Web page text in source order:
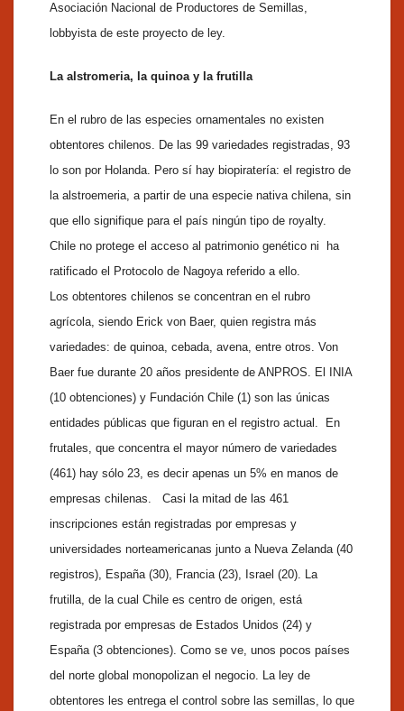
Asociación Nacional de Productores de Semillas,
lobbyista de este proyecto de ley.
La alstromeria, la quinoa y la frutilla
En el rubro de las especies ornamentales no existen
obtentores chilenos. De las 99 variedades registradas, 93
lo son por Holanda. Pero sí hay biopiratería: el registro de
la alstroemeria, a partir de una especie nativa chilena, sin
que ello signifique para el país ningún tipo de royalty.
Chile no protege el acceso al patrimonio genético ni ha
ratificado el Protocolo de Nagoya referido a ello.
Los obtentores chilenos se concentran en el rubro
agrícola, siendo Erick von Baer, quien registra más
variedades: de quinoa, cebada, avena, entre otros. Von
Baer fue durante 20 años presidente de ANPROS. El INIA
(10 obtenciones) y Fundación Chile (1) son las únicas
entidades públicas que figuran en el registro actual. En
frutales, que concentra el mayor número de variedades
(461) hay sólo 23, es decir apenas un 5% en manos de
empresas chilenas. Casi la mitad de las 461
inscripciones están registradas por empresas y
universidades norteamericanas junto a Nueva Zelanda (40
registros), España (30), Francia (23), Israel (20). La
frutilla, de la cual Chile es centro de origen, está
registrada por empresas de Estados Unidos (24) y
España (3 obtenciones). Como se ve, unos pocos países
del norte global monopolizan el negocio. La ley de
obtentores les entrega el control sobre las semillas, lo que